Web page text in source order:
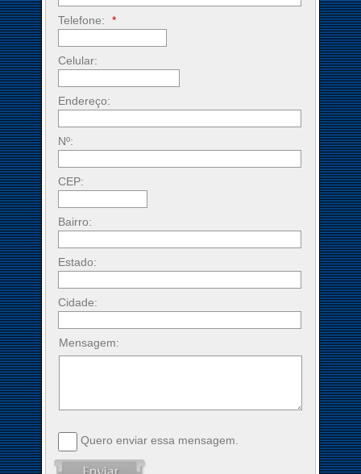
Telefone: *
Celular:
Endereço:
Nº:
CEP:
Bairro:
Estado:
Cidade:
Mensagem:
Quero enviar essa mensagem.